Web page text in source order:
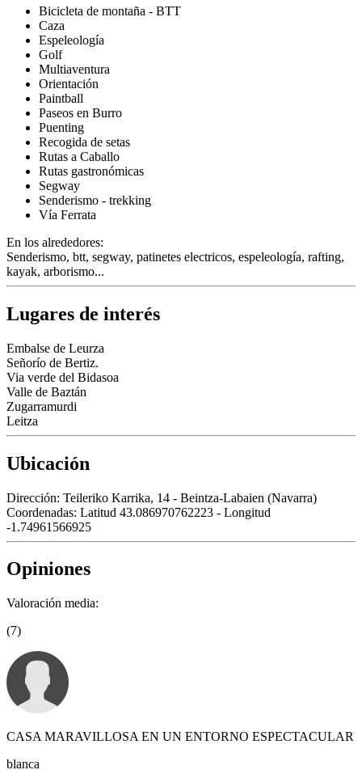
Bicicleta de montaña - BTT
Caza
Espeleología
Golf
Multiaventura
Orientación
Paintball
Paseos en Burro
Puenting
Recogida de setas
Rutas a Caballo
Rutas gastronómicas
Segway
Senderismo - trekking
Vía Ferrata
En los alrededores:
Senderismo, btt, segway, patinetes electricos, espeleología, rafting,
kayak, arborismo...
Lugares de interés
Embalse de Leurza
Señorío de Bertiz.
Via verde del Bidasoa
Valle de Baztán
Zugarramurdi
Leitza
Ubicación
Dirección: Teileriko Karrika, 14 - Beintza-Labaien (Navarra)
Coordenadas: Latitud 43.086970762223 - Longitud
-1.74961566925
Opiniones
Valoración media:
(7)
CASA MARAVILLOSA EN UN ENTORNO ESPECTACULAR
blanca